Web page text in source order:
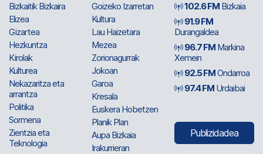
Bizkaitik Bizkaira
Elizea
Gizartea
Hezkuntza
Kirolak
Kulturea
Nekazaritza eta
arrantza
Politika
Sormena
Zientzia eta
Teknologia
Goizeko Izarretan
Kultura
Lau Haizetara
Mezea
Zorionagurrak
Jokoan
Garoa
Kresala
Euskera Hobetzen
Planik Plan
Aupa Bizkaia
Irakurrieran
102.6 FM Bizkaia
91.9 FM
Durangaldea
96.7 FM Markina
Xemein
92.5 FMOndarroa
97.4 FM Urdaibai
Publizidadea